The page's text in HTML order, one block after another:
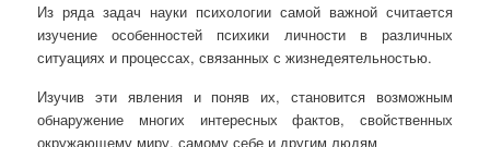
Из ряда задач науки психологии самой важной считается
изучение особенностей психики личности в различных
ситуациях и процессах, связанных с жизнедеятельностью.
Изучив эти явления и поняв их, становится возможным
обнаружение многих интересных фактов, свойственных
окружающему миру, самому себе и другим людям